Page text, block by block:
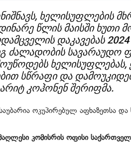
ხელისუფლების
წლის მაისში ხუთი
დაკავებას
ძალადობის სავარაუდო
სწრაფი და
კოჰონენ შერიფმა.
საუბარია ოკუპირებულ აფხაზეთსა
კომისრის ოფისი